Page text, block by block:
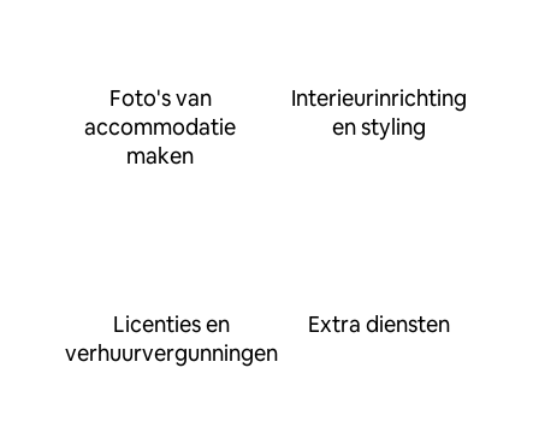
Foto's van
accommodatie
maken
Interieurinrichting
en styling
Licenties en
verhuurvergunningen
Extra diensten